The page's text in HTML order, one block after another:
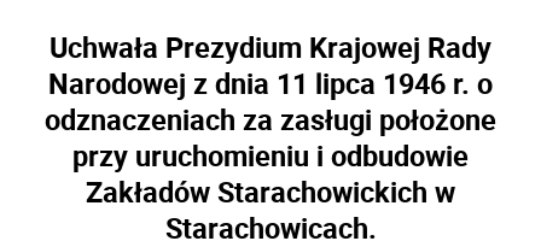
Uchwała Prezydium Krajowej Rady
Narodowej z dnia 11 lipca 1946 r. o
odznaczeniach za zasługi położone
przy uruchomieniu i odbudowie
Zakładów Starachowickich w
Starachowicach.